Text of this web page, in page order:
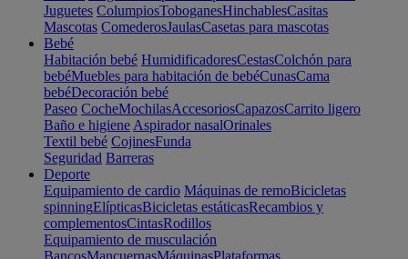
Juguetes ColumpiosToboganesHinchablesCasitas
Mascotas ComederosJaulasCasetas para mascotas
Bebé
Habitación bebé HumidificadoresCestasColchón para
bebéMuebles para habitación de bebéCunasCama
bebéDecoración bebé
Paseo CocheMochilasAccesoriosCapazosCarrito ligero
Baño e higiene Aspirador nasalOrinales
Textil bebé CojinesFunda
Seguridad Barreras
Deporte
Equipamiento de cardio Máquinas de remoBicicletas
spinningElípticasBicicletas estáticasRecambios y
complementosCintasRodillos
Equipamiento de musculación
BancosMancuernasMáquinasPlataformas